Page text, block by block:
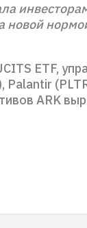
новой
ETF,
Palantir
ARK